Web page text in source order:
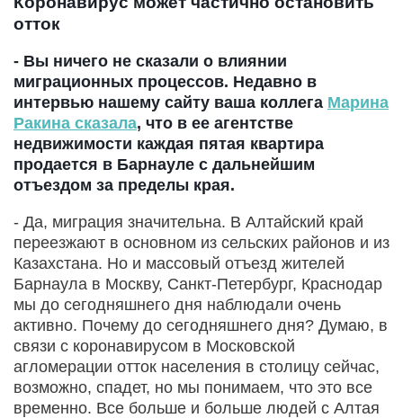
отток
- Вы ничего не сказали о влиянии
миграционных процессов. Недавно в
интервью нашему сайту ваша коллега Марина
Ракина сказала, что в ее агентстве
недвижимости каждая пятая квартира
продается в Барнауле с дальнейшим
отъездом за пределы края.
- Да, миграция значительна. В Алтайский край
переезжают в основном из сельских районов и из
Казахстана. Но и массовый отъезд жителей
Барнаула в Москву, Санкт-Петербург, Краснодар
мы до сегодняшнего дня наблюдали очень
активно. Почему до сегодняшнего дня? Думаю, в
связи с коронавирусом в Московской
агломерации отток населения в столицу сейчас,
возможно, спадет, но мы понимаем, что это все
временно. Все больше и больше людей с Алтая